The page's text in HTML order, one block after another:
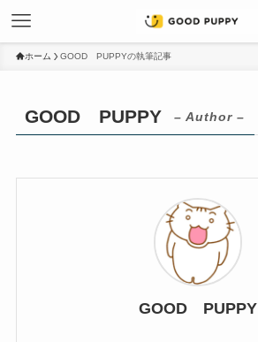
ホーム GOOD PUPPYの執筆記事
GOOD PUPPY – Author –
GOOD PUPPY